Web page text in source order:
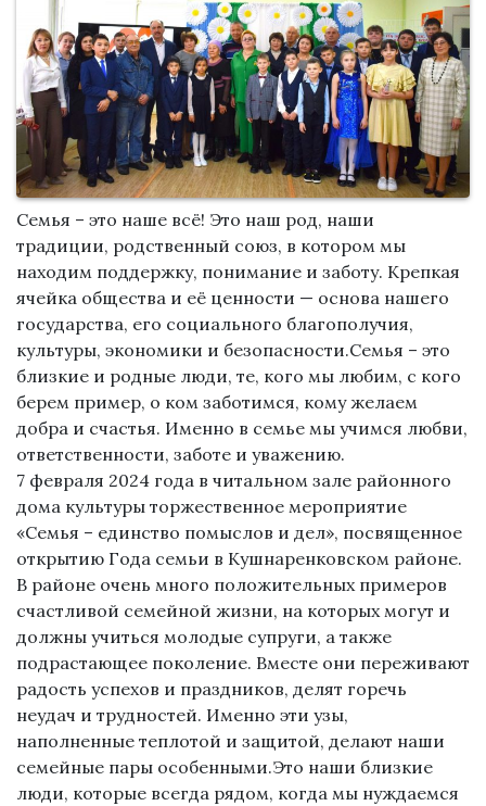
Семья – это наше всё! Это наш род, наши
традиции, родственный союз, в котором мы
находим поддержку, понимание и заботу. Крепкая
ячейка общества и её ценности — основа нашего
государства, его социального благополучия,
культуры, экономики и безопасности.Семья – это
близкие и родные люди, те, кого мы любим, с кого
берем пример, о ком заботимся, кому желаем
добра и счастья. Именно в семье мы учимся любви,
ответственности, заботе и уважению.
7 февраля 2024 года в читальном зале районного
дома культуры торжественное мероприятие
«Семья – единство помыслов и дел», посвященное
открытию Года семьи в Кушнаренковском районе.
В районе очень много положительных примеров
счастливой семейной жизни, на которых могут и
должны учиться молодые супруги, а также
подрастающее поколение. Вместе они переживают
радость успехов и праздников, делят горечь
неудач и трудностей. Именно эти узы,
наполненные теплотой и защитой, делают наши
семейные пары особенными.Это наши близкие
люди, которые всегда рядом, когда мы нуждаемся